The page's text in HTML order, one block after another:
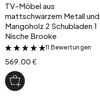
TV-Möbel aus
mattschwarzem Metall und
Mangoholz 2 Schubladen 1
Nische Brooke
&
11 Bewertungen
569.00 €